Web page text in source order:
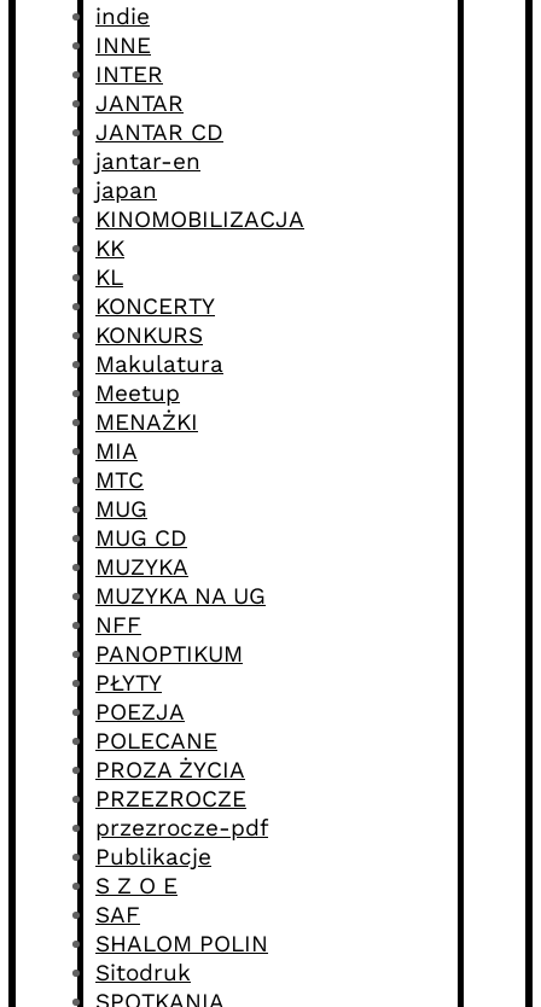
indie
INNE
INTER
JANTAR
JANTAR CD
jantar-en
japan
KINOMOBILIZACJA
KK
KL
KONCERTY
KONKURS
Makulatura
Meetup
MENAŻKI
MIA
MTC
MUG
MUG CD
MUZYKA
MUZYKA NA UG
NFF
PANOPTIKUM
PŁYTY
POEZJA
POLECANE
PROZA ŻYCIA
PRZEZROCZE
przezrocze-pdf
Publikacje
S Z O E
SAF
SHALOM POLIN
Sitodruk
SPOTKANIA